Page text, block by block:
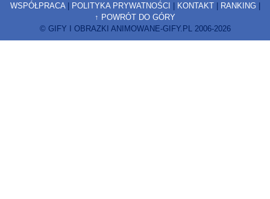
WSPÓŁPRACA| POLITYKA PRYWATNOŚCI | KONTAKT| RANKING|
↑ POWRÓT DO GÓRY
© GIFY I OBRAZKI ANIMOWANE-GIFY.PL 2006-2026